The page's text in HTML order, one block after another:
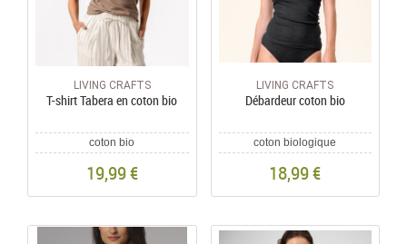
LIVING CRAFTS
T-shirt Tabera en coton bio
coton bio
19,99 €
LIVING CRAFTS
Débardeur coton bio
coton biologique
18,99 €